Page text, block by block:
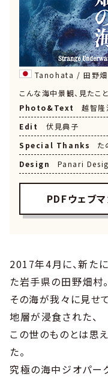
Tanohata / 田野畑
こんな海中景観、見たこ
Photo&Text
越智隆
Edit
伏見典子
Special Thanks
た
Design
Panari
PDFウェブ
2017年4月に、新た
た岩手県の田野畑村。
その海が我々に見せ
地層が浸食された、
この世のものとは思
た。
究極の海中ジオパー